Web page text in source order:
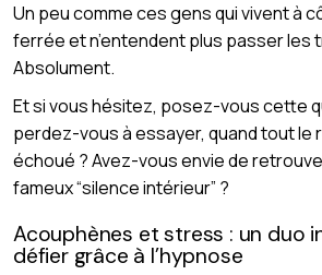
Un peu comme ces gens qui vivent à
ferrée et n’entendent plus passer les
Absolument.
Et si vous hésitez, posez-vous cette
perdez-vous à essayer, quand tout le
échoué ? Avez-vous envie de
fameux “silence intérieur” ?
Acouphènes et stress : un duo
défier grâce à l’hypnose